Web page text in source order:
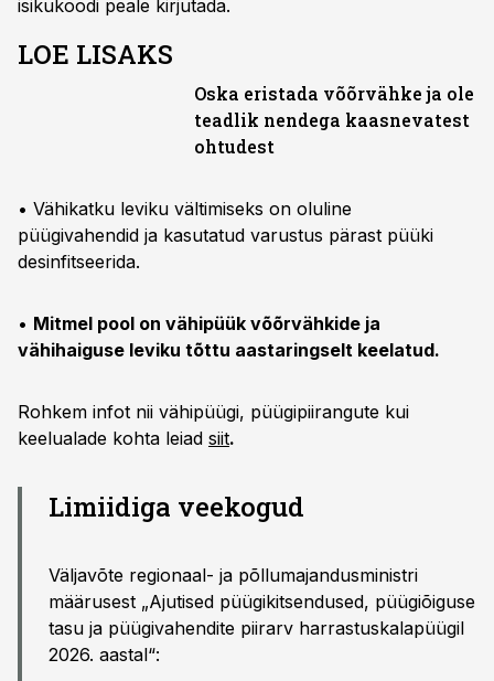
isikukoodi peale kirjutada.
LOE LISAKS
Oska eristada võõrvähke ja ole
teadlik nendega kaasnevatest
ohtudest
• Vähikatku leviku vältimiseks on oluline
püügivahendid ja kasutatud varustus pärast püüki
desinfitseerida.
• Mitmel pool on vähipüük võõrvähkide ja
vähihaiguse leviku tõttu aastaringselt keelatud.
Rohkem infot nii vähipüügi, püügipiirangute kui
keelualade kohta leiad siit.
Limiidiga veekogud
Väljavõte regionaal- ja põllumajandusministri
määrusest „Ajutised püügikitsendused, püügiõiguse
tasu ja püügivahendite piirarv harrastuskalapüügil
2026. aastal“: